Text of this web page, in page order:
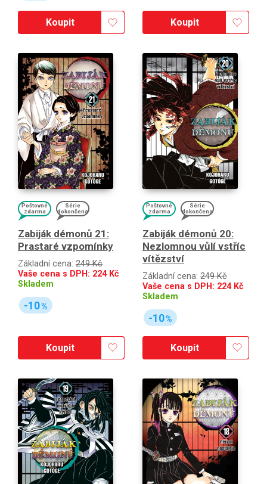
Koupit Koupit
Poštovné
zdarma
Série
dokončena
Zabiják démonů 21:
Prastaré vzpomínky
Základní cena: 249 Kč
Vaše cena s DPH: 224Kč
Skladem
-10%
Koupit
Poštovné
zdarma
Série
dokončena
Zabiják démonů 20:
Nezlomnou vůlí vstříc
vítězství
Základní cena: 249 Kč
Vaše cena s DPH: 224Kč
Skladem
-10%
Koupit